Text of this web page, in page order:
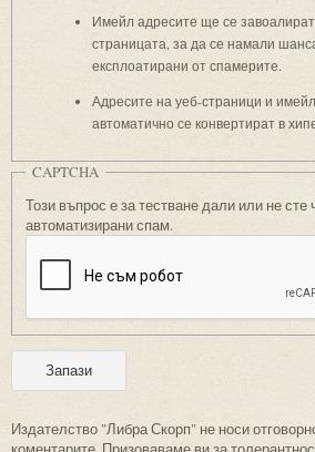
Имейл адресите ще се
страницата, за да се намали
експлоатирани от спамерите.
Адресите на уеб-страници и
автоматично се конвертират в
CAPTCHA
Този въпрос е за тестване дали или не сте
автоматизирани спам.
Издателство "Либра Скорп" не носи